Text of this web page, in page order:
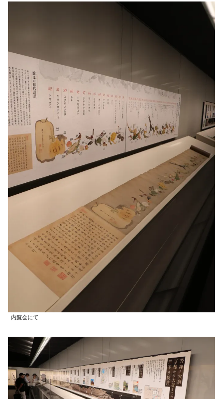
内覧会にて